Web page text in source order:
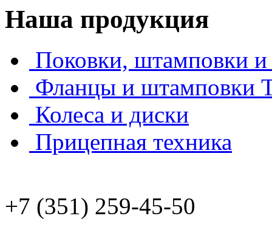
Наша продукция
Поковки, штамповки и
Фланцы и штамповки
Колеса и диски
Прицепная техника
+7 (351) 259-45-50